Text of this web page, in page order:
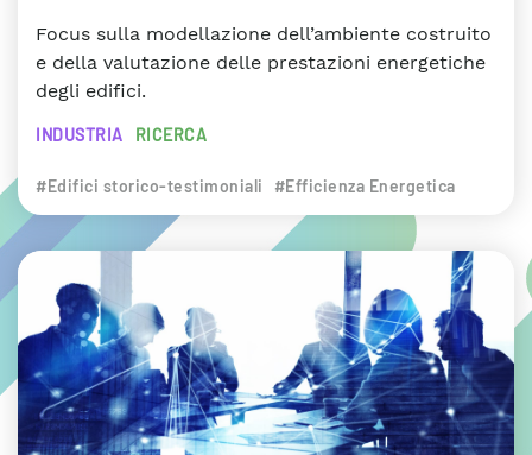
Focus sulla modellazione dell’ambiente costruito
e della valutazione delle prestazioni energetiche
degli edifici.
INDUSTRIA RICERCA
#Edifici storico-testimoniali #Efficienza Energetica